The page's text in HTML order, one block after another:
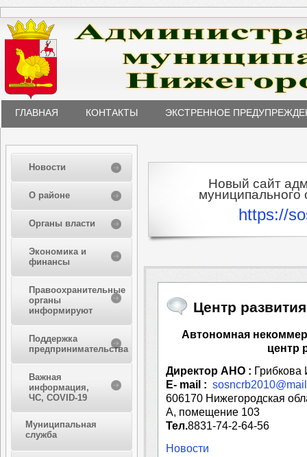
ГЛАВНАЯ КОНТАКТЫ ЭКСТРЕННОЕ
Новости
О районе
Органы власти
Экономика и
финансы
Правоохранительные
органы
информируют
Поддержка
предпринимательства
Важная
информация,
ЧС, COVID-19
Муниципальная
служба
Новый сайт
муниципального
https://
Центр
Автономная
центр
Директор АНО :
Е- mail :
606170 Нижегородская
А, помещение 103
Тел.8831-74-2-64-56
Новости